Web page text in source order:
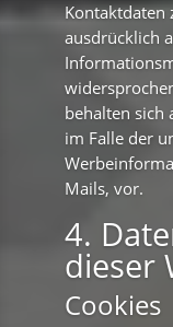
Kontaktdaten
ausdrücklich
behalten sich
im Falle der
Mails, vor.
4.
dieser
Cookies